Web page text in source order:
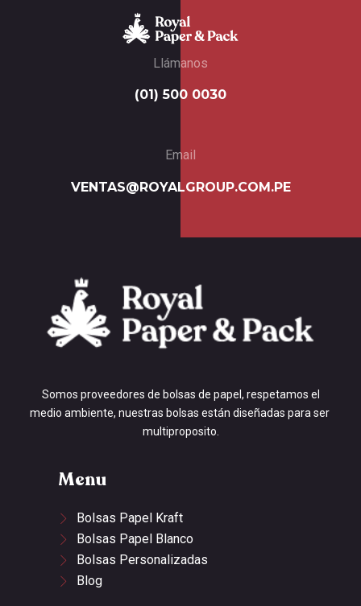
Llámanos
(01) 500 0030
Email
VENTAS@ROYALGROUP.COM.PE
Somos proveedores de bolsas de papel, respetamos el
medio ambiente, nuestras bolsas están diseñadas para ser
multiproposito.
Menu
Bolsas Papel Kraft
Bolsas Papel Blanco
Bolsas Personalizadas
Blog